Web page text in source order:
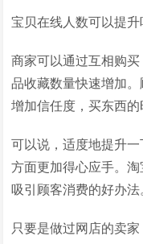
宝贝在线人数可以提
商家可以通过互相购
品收藏数量快速增加
增加信任度，买东西的
可以说，适度地提升
方面更加得心应手。
吸引顾客消费的好办法
只要是做过网店的卖